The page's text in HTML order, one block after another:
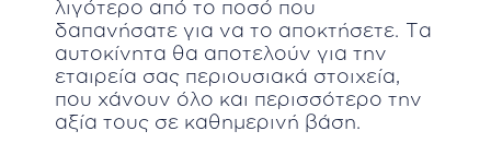
λιγότερο από το ποσό που
δαπανήσατε για να το αποκτήσετε. Τα
αυτοκίνητα θα αποτελούν για την
εταιρεία σας περιουσιακά στοιχεία,
που χάνουν όλο και περισσότερο την
αξία τους σε καθημερινή βάση.